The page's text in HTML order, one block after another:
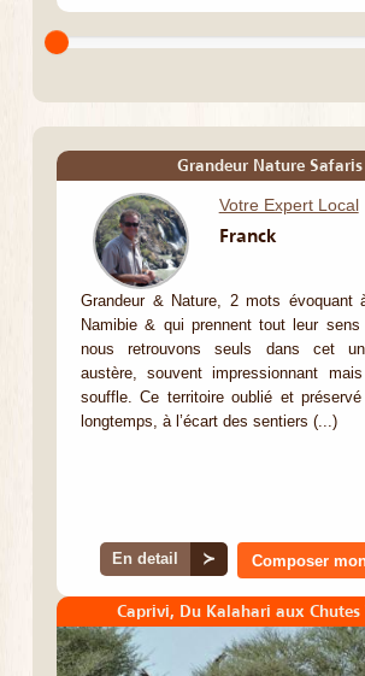
Grandeur Nature Safaris
Votre Expert Local
Franck
Grandeur & Nature, 2 mots évoquant
Namibie & qui prennent tout leur sens
nous retrouvons seuls dans cet
austère, souvent impressionnant
souffle. Ce territoire oublié et
longtemps, à l’écart des sentiers (...)
En detail ≻ Composer
Caprivi, Du Kalahari aux